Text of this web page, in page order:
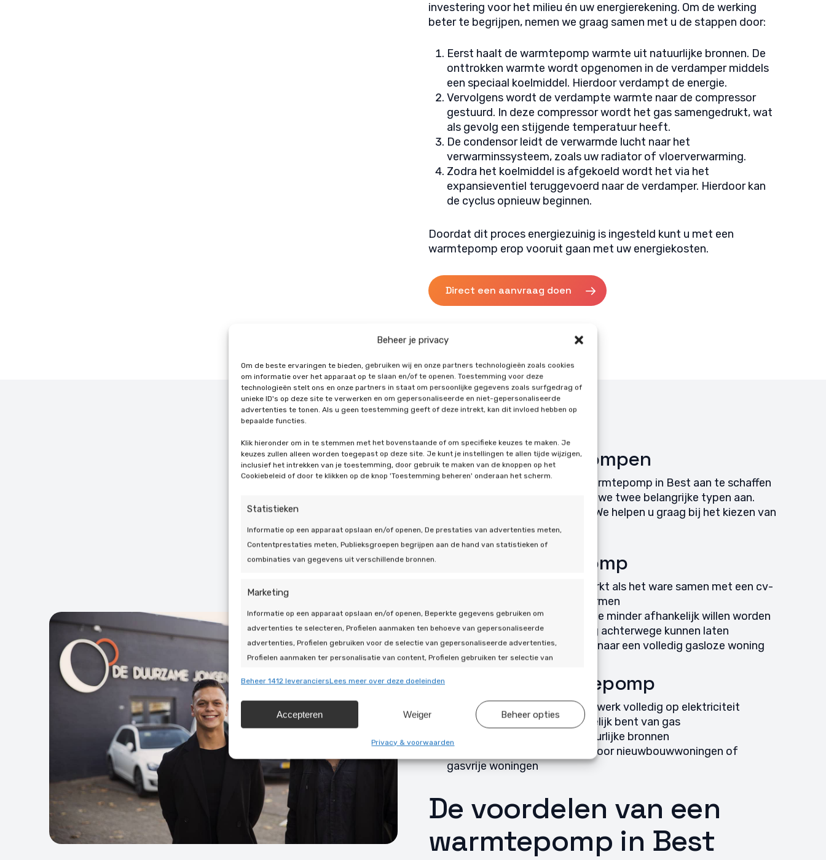
Beheer je privacy
Om de beste ervaringen te bieden, gebruiken wij en onze partners technologieën zoals cookies
om informatie over het apparaat op te slaan en/of te openen. Toestemming voor deze
technologieën stelt ons en onze partners in staat om persoonlijke gegevens zoals surfgedrag of
unieke ID's op deze site te verwerken en om gepersonaliseerde en niet-gepersonaliseerde
advertenties te tonen. Als u geen toestemming geeft of deze intrekt, kan dit invloed hebben op
bepaalde functies.
Klik hieronder om in te stemmen met het bovenstaande of om specifieke keuzes te maken. Je
keuzes zullen alleen worden toegepast op deze site. Je kunt je instellingen te allen tijde wijzigen,
inclusief het intrekken van je toestemming, door gebruik te maken van de knoppen op het
Cookiebeleid of door te klikken op de knop 'Toestemming beheren' onderaan het scherm.
Statistieken
Informatie op een apparaat opslaan en/of openen, De prestaties van advertenties meten,
Contentprestaties meten, Publieksgroepen begrijpen aan de hand van statistieken of
combinaties van gegevens uit verschillende bronnen.
Marketing
Informatie op een apparaat opslaan en/of openen, Beperkte gegevens gebruiken om
advertenties te selecteren, Profielen aanmaken ten behoeve van gepersonaliseerde
advertenties, Profielen gebruiken voor de selectie van gepersonaliseerde advertenties,
Profielen aanmaken ter personalisatie van content, Profielen gebruiken ter selectie van
gebruiken om content te selecteren.
Toepassingen Altijd actief
Gegevens uit andere gegevensbronnen met elkaar matchen en combineren,
automatisch verzonden informatie.
Zorg dragen voor beveiliging, fraude voorkomen en detecteren en
fouten opsporen, Advertenties en content leveren en tonen,
Privacykeuzes opslaan en delen.
Altijd actief
Beheer 1412 leveranciersLees meer over deze doeleinden
Accepteren Weiger Beheer opties
Privacy & voorwaarden
investering voor het milieu én uw energierekening. Om de werking
beter te begrijpen, nemen we graag samen met u de stappen door:
Eerst haalt de warmtepomp warmte uit natuurlijke bronnen. De
onttrokken warmte wordt opgenomen in de verdamper middels
een speciaal koelmiddel. Hierdoor verdampt de energie.
Vervolgens wordt de verdampte warmte naar de compressor
gestuurd. In deze compressor wordt het gas samengedrukt, wat
als gevolg een stijgende temperatuur heeft.
De condensor leidt de verwarmde lucht naar het
verwarminssysteem, zoals uw radiator of vloerverwarming.
Zodra het koelmiddel is afgekoeld wordt het via het
expansieventiel teruggevoerd naar de verdamper. Hierdoor kan
de cyclus opnieuw beginnen.
Doordat dit proces energiezuinig is ingesteld kunt u met een
warmtepomp erop vooruit gaan met uw energiekosten.
Direct een aanvraag doen
Soorten warmtepompen
Mocht u ervoor kiezen om een warmtepomp in Best aan te schaffen
bij De Duurzame Jongens bieden we twee belangrijke typen aan.
Elke heeft zijn unieke voordelen. We helpen u graag bij het kiezen van
de juiste optie voor uw situatie.
Hybride warmtepomp
Een hybride warmtepomp werkt als het ware samen met een cv-
ketel om uw woning te verwarmen
Het is ideaal voor woningen die minder afhankelijk willen worden
van gas maar het niet volledig achterwege kunnen laten
Het is perfect als tussenstap naar een volledig gasloze woning
All-electric warmtepomp
Een all-electric warmtepomp werk volledig op elektriciteit
waardoor u niet meer afhankelijk bent van gas
Het haalt alle energie uit natuurlijke bronnen
Deze warmtepomp is ideaal voor nieuwbouwwoningen of
gasvrije woningen
De voordelen van een
warmtepomp in Best